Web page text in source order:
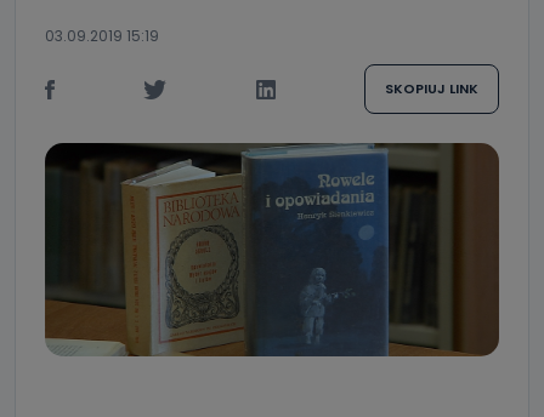
03.09.2019 15:19
SKOPIUJ LINK